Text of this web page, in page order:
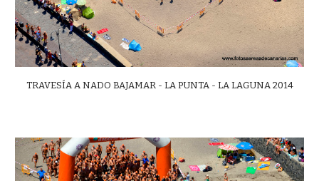
TRAVESÍA A NADO BAJAMAR - LA PUNTA - LA LAGUNA 2014